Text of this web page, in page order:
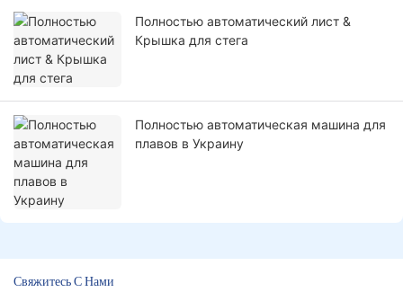
Полностью автоматический лист &
Крышка для стега
Полностью автоматическая машина для
плавов в Украину
Свяжитесь С Нами